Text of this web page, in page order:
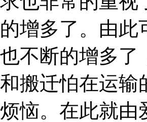
的增多了。由此
也不断的增多了
和搬迁怕在运输
烦恼。在此就由